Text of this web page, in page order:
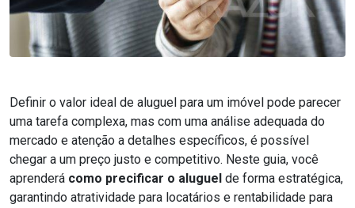
Definir o valor ideal de aluguel para um imóvel pode parecer
uma tarefa complexa, mas com uma análise adequada do
mercado e atenção a detalhes específicos, é possível
chegar a um preço justo e competitivo. Neste guia, você
aprenderá como precificar o aluguel de forma estratégica,
garantindo atratividade para locatários e rentabilidade para